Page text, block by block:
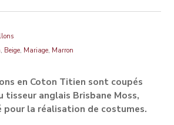
, Beige, Mariage, Marron
en Coton Titien sont coupés
tisseur anglais Brisbane Moss,
la réalisation de costumes.